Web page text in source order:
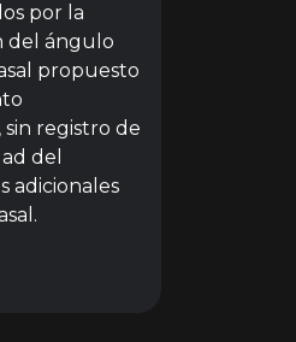
por la
del ángulo
propuesto
registro de
del
adicionales